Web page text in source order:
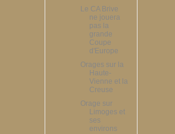
Le CA Brive
ne jouera
pas la
grande
Coupe
d'Europe
Orages sur la
Haute-
Vienne et la
Creuse
Orage sur
Limoges et
ses
environs